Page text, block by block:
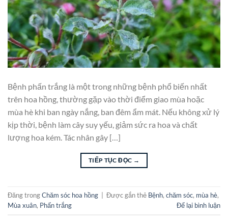
Bệnh phấn trắng là một trong những bệnh phổ biến nhất
trên hoa hồng, thường gặp vào thời điểm giao mùa hoặc
mùa hè khi ban ngày nắng, ban đêm ẩm mát. Nếu không xử lý
kịp thời, bệnh làm cây suy yếu, giảm sức ra hoa và chất
lượng hoa kém. Tác nhân gây […]
TIẾP TỤC ĐỌC →
Đăng trongChăm sóc hoa hồng Được gắn thẻ Bệnh, chăm sóc, mùa hè,
Mùa xuân, Phấn trắng Để lại bình luận